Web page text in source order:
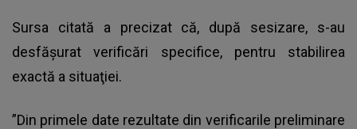
Sursa citată a precizat că, după sesizare, s-au
desfăşurat verificări specifice, pentru stabilirea
exactă a situaţiei.
”Din primele date rezultate din verificarile preliminare